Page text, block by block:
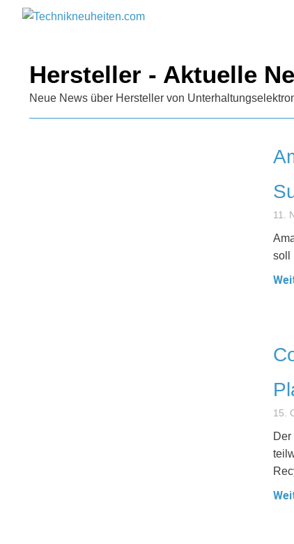
Hersteller - Aktuelle
Neue News über Hersteller von
11.
soll
15.